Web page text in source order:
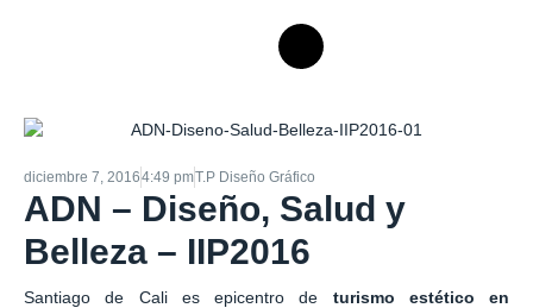
diciembre 7, 20164:49 pmT.P Diseño Gráfico
ADN – Diseño, Salud y
Belleza – IIP2016
Santiago de Cali es epicentro de turismo estético en